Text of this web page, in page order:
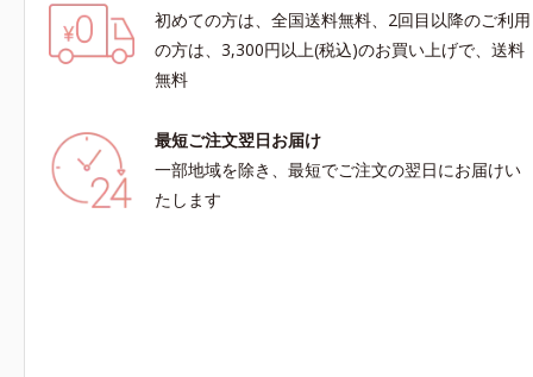
初めての方は、全国送料無料、2回目以降のご利用
の方は、3,300円以上(税込)のお買い上げで、送料
無料
最短ご注文翌日お届け
一部地域を除き、最短でご注文の翌日にお届けい
たします